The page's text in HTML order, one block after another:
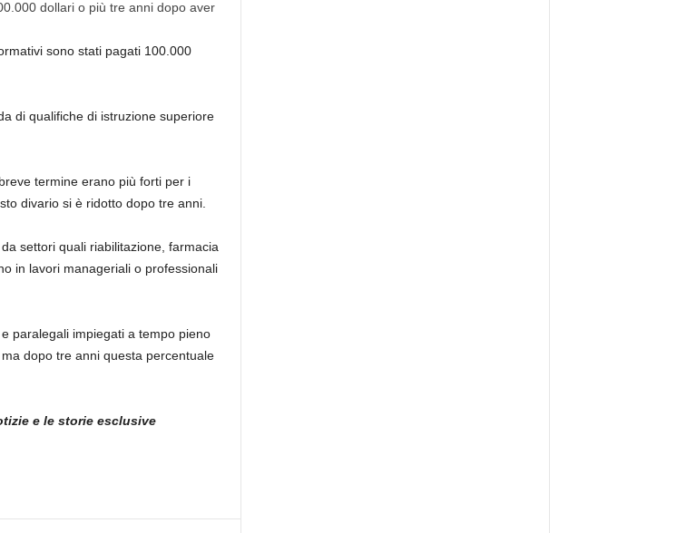
dollari o più tre anni dopo aver
sono stati pagati 100.000
di qualifiche di istruzione superiore
termine erano più forti per i
divario si è ridotto dopo tre anni.
settori quali riabilitazione, farmacia
in lavori manageriali o professionali
paralegali impiegati a tempo pieno
dopo tre anni questa percentuale
e le storie esclusive